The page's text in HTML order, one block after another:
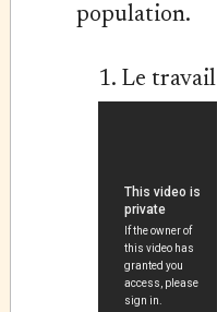
population.
1. Le travail